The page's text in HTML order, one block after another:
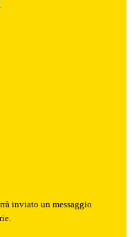
inviato un messaggio